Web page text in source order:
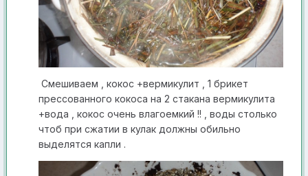
С мешиваем , кокос +вермикулит , 1 брикет
прессованного кокоса на 2 стакана вермикулита
+вода , кокос очень влагоемкий !! , воды столько
чтоб при сжатии в кулак должны обильно
выделятся капли .